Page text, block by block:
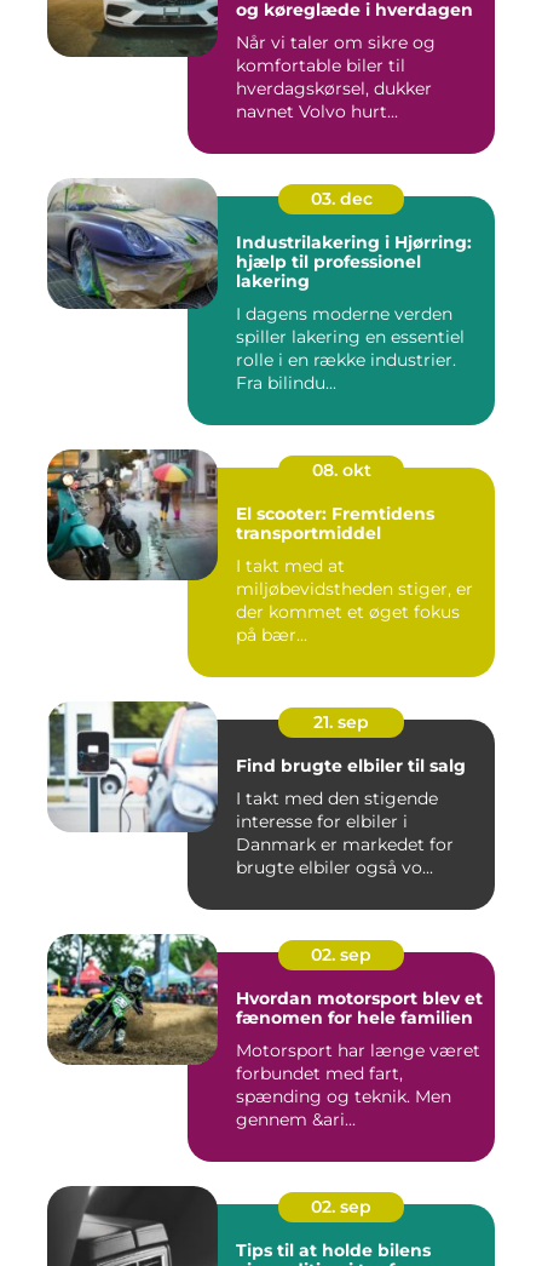
og køreglæde i hverdagen
Når vi taler om sikre og
komfortable biler til
hverdagskørsel, dukker
navnet Volvo hurt...
03. dec
Industrilakering i Hjørring:
hjælp til professionel
lakering
I dagens moderne verden
spiller lakering en essentiel
rolle i en række industrier.
Fra bilindu...
08. okt
El scooter: Fremtidens
transportmiddel
I takt med at
miljøbevidstheden stiger, er
der kommet et øget fokus
på bær...
21. sep
Find brugte elbiler til salg
I takt med den stigende
interesse for elbiler i
Danmark er markedet for
brugte elbiler også vo...
02. sep
Hvordan motorsport blev et
fænomen for hele familien
Motorsport har længe været
forbundet med fart,
spænding og teknik. Men
gennem &ari...
02. sep
Tips til at holde bilens